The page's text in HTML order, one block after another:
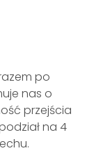
po
nas o
przejścia
na 4